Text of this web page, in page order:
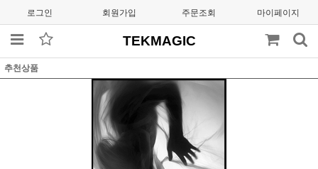
로그인 회원가입 주문조회 마이페이지
TEKMAGIC
추천상품